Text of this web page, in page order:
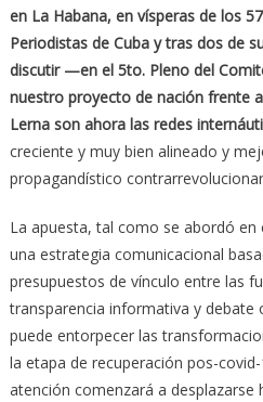
en La Habana, en vísperas de los
Periodistas de Cuba y tras dos de
discutir —en el 5to. Pleno del
nuestro proyecto de nación frente
Lerna son ahora las redes
creciente y muy bien alineado y
propagandístico
La apuesta, tal como se abordó
una estrategia comunicacional
presupuestos de vínculo entre las
transparencia informativa y
puede entorpecer las
la etapa de recuperación pos-
atención comenzará a desplazarse